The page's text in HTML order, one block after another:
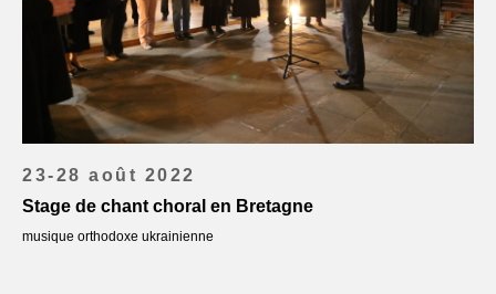
23-28 août 2022
Stage de chant choral en Bretagne
musique orthodoxe ukrainienne